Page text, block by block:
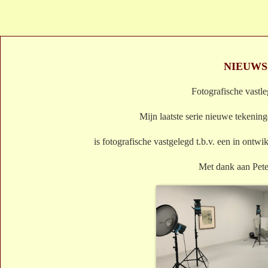
NIEUWS
Fotografische
Mijn laatste serie nieuwe
is fotografische vastgelegd t.b.v. een in
Met dank aan